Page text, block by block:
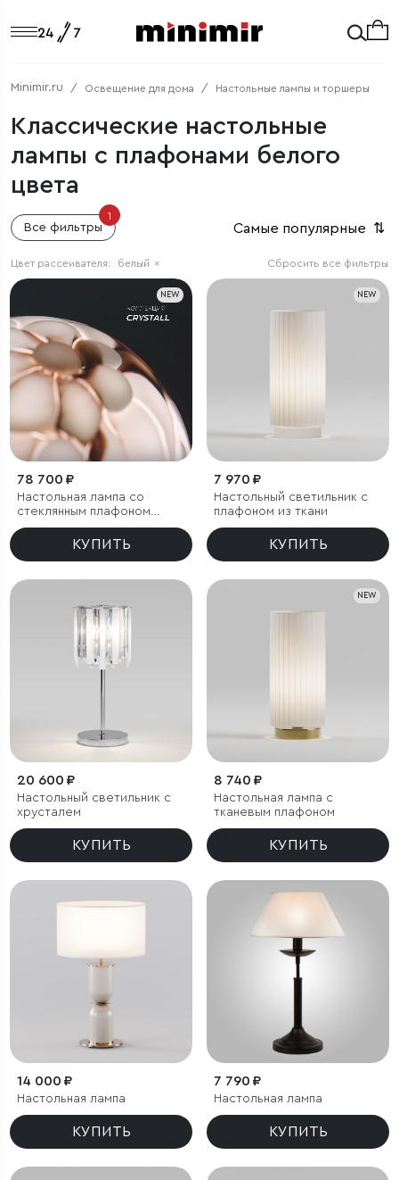
Minimir.ru Освещение для дома Настольные лампы и торшеры
Классические настольные
лампы с плафонами белого
цвета
Все фильтры
1
Самые популярные ⇅
Сбросить все фильтры
Цвет рассеивателя: белый ×
NEW
78 700 ₽
Настольная лампа со
стеклянным плафоном
ручной работы
КУПИТЬ
NEW
7 970 ₽
Настольный светильник с
плафоном из ткани
КУПИТЬ
20 600 ₽
Настольный светильник с
хрусталем
КУПИТЬ
NEW
8 740 ₽
Настольная лампа с
тканевым плафоном
КУПИТЬ
14 000 ₽
Настольная лампа
КУПИТЬ
7 790 ₽
Настольная лампа
КУПИТЬ